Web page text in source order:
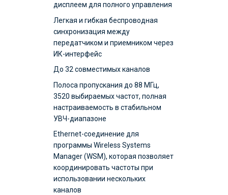
дисплеем для полного управления
Легкая и гибкая беспроводная
синхронизация между
передатчиком и приемником через
ИК-интерфейс
До 32 совместимых каналов
Полоса пропускания до 88 МГц,
3520 выбираемых частот, полная
настраиваемость в стабильном
УВЧ-диапазоне
Ethernet-соединение для
программы Wireless Systems
Manager (WSM), которая позволяет
координировать частоты при
использовании нескольких
каналов